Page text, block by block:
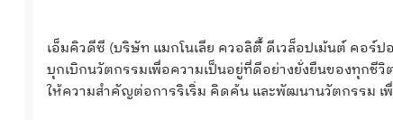
เอ็มคิวดีซี (บริษัท แมกโนเลีย ควอลิตี้้ ดีเวล็อปเม้นต์ คอ
บุกเบิกนวัตกรรมเพื่อความเป็นอยู่ที่ดีอย่างยั่งยืนของทุกชีวิ
ให้ความสำคัญต่อการริเริ่ม คิดค้น และพัฒนานวัตกรรม